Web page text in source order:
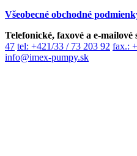
Všeobecné obchodné
Telefonické, faxové a e-mailové
47 tel: +421/33 / 73 203 92 fax.:
info@imex-pumpy.sk